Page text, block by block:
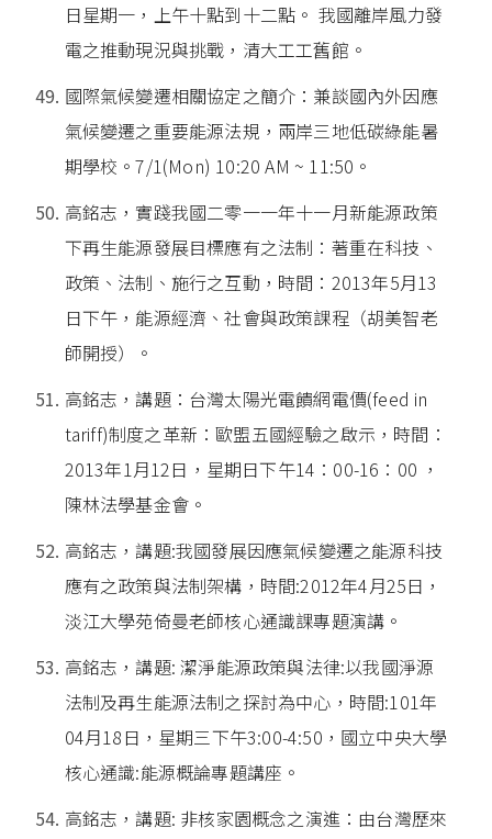
日星期一，上午十點到十二點。 我國離岸風力發
電之推動現況與挑戰，清大工工舊館。
國際氣候變遷相關協定之簡介：兼談國內外因應
氣候變遷之重要能源法規，兩岸三地低碳綠能暑
期學校。7/1(Mon) 10:20 AM ~ 11:50。
高銘志，實踐我國二零一一年十一月新能源政策
下再生能源發展目標應有之法制：著重在科技、
政策、法制、施行之互動，時間：2013年5月13
日下午，能源經濟、社會與政策課程（胡美智老
師開授）。
高銘志，講題：台灣太陽光電饋網電價(feed in
tariff)制度之革新：歐盟五國經驗之啟示，時間：
2013年1月12日，星期日下午14：00-16：00 ，
陳林法學基金會。
高銘志，講題:我國發展因應氣候變遷之能源科技
應有之政策與法制架構，時間:2012年4月25日，
淡江大學苑倚曼老師核心通識課專題演講。
高銘志，講題: 潔淨能源政策與法律:以我國淨源
法制及再生能源法制之探討為中心，時間:101年
04月18日，星期三下午3:00-4:50，國立中央大學
核心通識:能源概論專題講座。
高銘志，講題: 非核家園概念之演進：由台灣歷來